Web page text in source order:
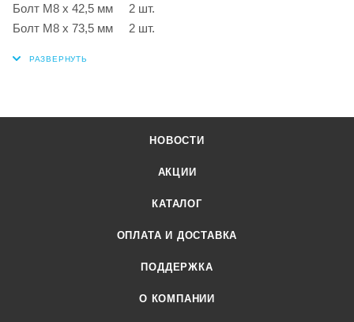
Болт M8 x 42,5 мм 2 шт.
Болт M8 x 73,5 мм 2 шт.
НОВОСТИ
АКЦИИ
КАТАЛОГ
ОПЛАТА И ДОСТАВКА
ПОДДЕРЖКА
О КОМПАНИИ